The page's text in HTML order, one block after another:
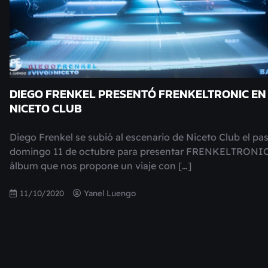
DIEGO FRENKEL PRESENTÓ FRENKELTRONIC EN
NICETO CLUB
Diego Frenkel se subió al escenario de Niceto Club el
domingo 11 de octubre para presentar
álbum que nos propone un viaje con […]
11/10/2020 Yanel Luengo